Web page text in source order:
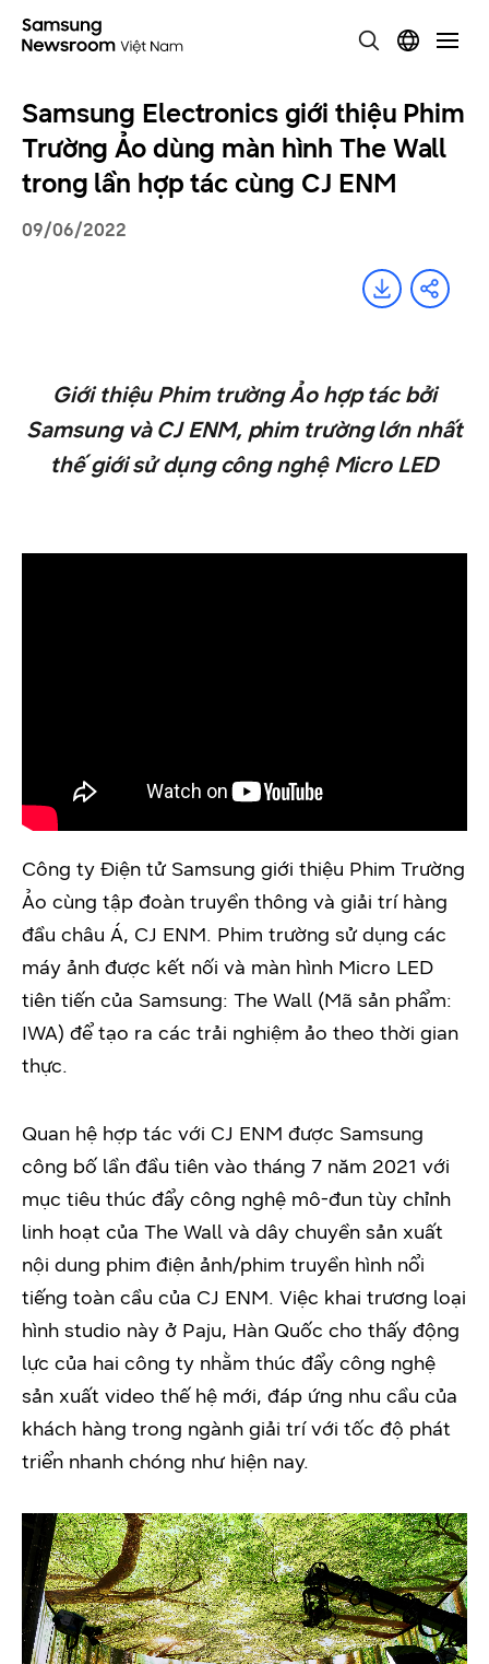
Samsung Electronics giới thiệu Phim
Trường Ảo dùng màn hình The Wall
trong lần hợp tác cùng CJ ENM
09/06/2022
Giới thiệu Phim trường Ảo hợp tác bởi
Samsung và CJ ENM, phim trường lớn nhất
thế giới sử dụng công nghệ Micro LED
Công ty Điện tử Samsung giới thiệu Phim Trường
Ảo cùng tập đoàn truyền thông và giải trí hàng
đầu châu Á, CJ ENM. Phim trường sử dụng các
máy ảnh được kết nối và màn hình Micro LED
tiên tiến của Samsung: The Wall (Mã sản phẩm:
IWA) để tạo ra các trải nghiệm ảo theo thời gian
thực.
Quan hệ hợp tác với CJ ENM được Samsung
công bố lần đầu tiên vào tháng 7 năm 2021 với
mục tiêu thúc đẩy công nghệ mô-đun tùy chỉnh
linh hoạt của The Wall và dây chuyền sản xuất
nội dung phim điện ảnh/phim truyền hình nổi
tiếng toàn cầu của CJ ENM. Việc khai trương loại
hình studio này ở Paju, Hàn Quốc cho thấy động
lực của hai công ty nhằm thúc đẩy công nghệ
sản xuất video thế hệ mới, đáp ứng nhu cầu của
khách hàng trong ngành giải trí với tốc độ phát
triển nhanh chóng như hiện nay.